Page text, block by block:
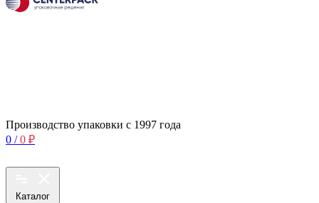
Производство упаковки с 1997 года
0 / 0 ₽
Каталог